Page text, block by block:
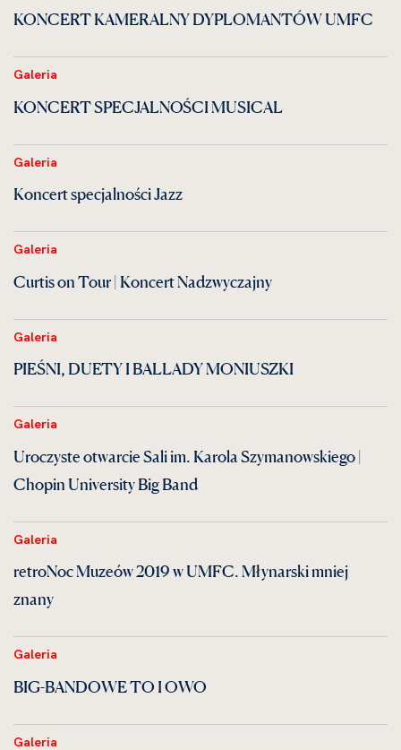
KONCERT KAMERALNY DYPLOMANTÓW UMFC
Galeria
KONCERT SPECJALNOŚCI MUSICAL
Galeria
Koncert specjalności Jazz
Galeria
Curtis on Tour | Koncert Nadzwyczajny
Galeria
PIEŚNI, DUETY I BALLADY MONIUSZKI
Galeria
Uroczyste otwarcie Sali im. Karola Szymanowskiego |
Chopin University Big Band
Galeria
retroNoc Muzeów 2019 w UMFC. Młynarski mniej
znany
Galeria
BIG-BANDOWE TO I OWO
Galeria